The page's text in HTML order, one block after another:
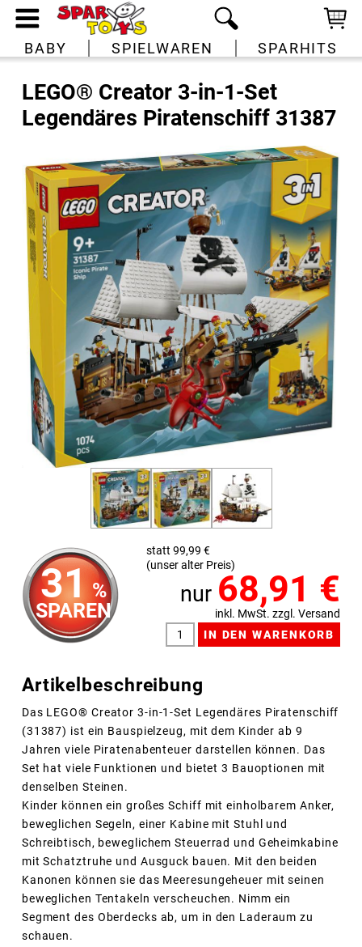
BABY SPIELWAREN SPARHITS
LEGO® Creator 3-in-1-Set
Legendäres Piratenschiff 31387
31 %
SPAREN
statt 99,99 €
(unser alter Preis)
nur 68,91 €
inkl. MwSt. zzgl. Versand
Artikelbeschreibung
Das LEGO® Creator 3-in-1-Set Legendäres Piratenschiff
(31387) ist ein Bauspielzeug, mit dem Kinder ab 9
Jahren viele Piratenabenteuer darstellen können. Das
Set hat viele Funktionen und bietet 3 Bauoptionen mit
denselben Steinen.
Kinder können ein großes Schiff mit einholbarem Anker,
beweglichen Segeln, einer Kabine mit Stuhl und
Schreibtisch, beweglichem Steuerrad und Geheimkabine
mit Schatztruhe und Ausguck bauen. Mit den beiden
Kanonen können sie das Meeresungeheuer mit seinen
beweglichen Tentakeln verscheuchen. Nimm ein
Segment des Oberdecks ab, um in den Laderaum zu
schauen.